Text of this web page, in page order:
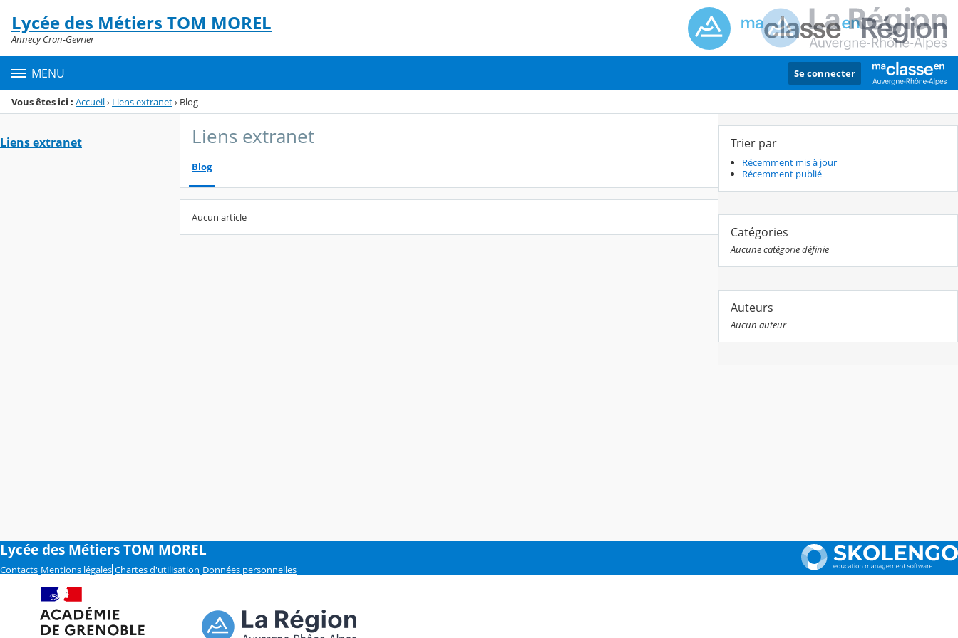
Menu de la rubrique
Contenu
Lycée des Métiers TOM MOREL
Annecy Cran-Gevrier
MENU Se connecter
Vous êtes ici : Accueil› Liens extranet› Blog
Liens extranet Liens extranet
Blog
Aucun article
Trier par
Récemment mis à jour
Récemment publié
Catégories
Aucune catégorie définie
Auteurs
Aucun auteur
Lycée des Métiers TOM MOREL
Contacts Mentions légales Chartes d'utilisation Données personnelles